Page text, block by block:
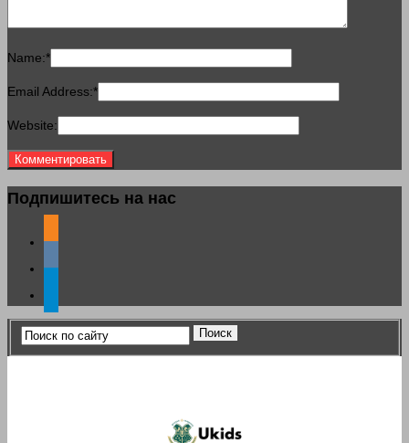
Name:*
Email Address:*
Website:
Подпишитесь на нас